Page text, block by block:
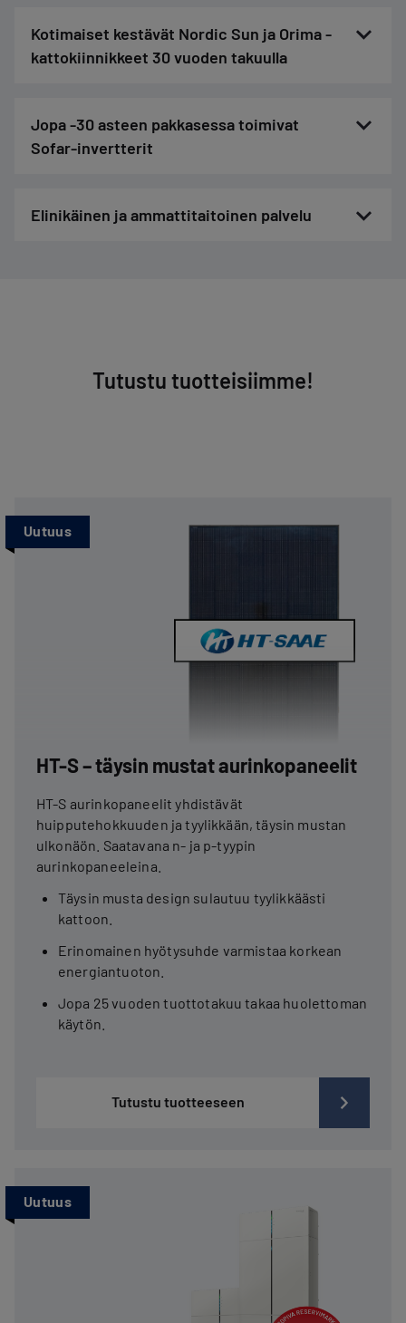
Kotimaiset kestävät Nordic Sun ja Orima -
kattokiinnikkeet 30 vuoden takuulla
Jopa -30 asteen pakkasessa toimivat
Sofar-invertterit
Elinikäinen ja ammattitaitoinen palvelu
Tutustu tuotteisiimme!
Uutuus
HT-S – täysin mustat aurinkopaneelit
HT-S aurinkopaneelit yhdistävät
huipputehokkuuden ja tyylikkään, täysin mustan
ulkonäön. Saatavana n- ja p-tyypin
aurinkopaneeleina.
Täysin musta design sulautuu tyylikkäästi
kattoon.
Erinomainen hyötysuhde varmistaa korkean
energiantuoton.
Jopa 25 vuoden tuottotakuu takaa huolettoman
käytön.
Tutustu tuotteeseen
Uutuus